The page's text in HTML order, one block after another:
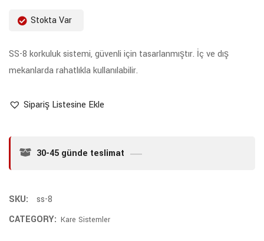
Stokta Var
SS-8 korkuluk sistemi, güvenli için tasarlanmıştır. İç ve dış
mekanlarda rahatlıkla kullanılabilir.
Sipariş Listesine Ekle
30-45 günde teslimat
SKU:
ss-8
CATEGORY: Kare Sistemler